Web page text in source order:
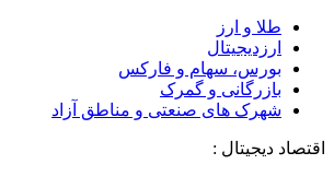
طلا و ارز
ارزدیجیتال
بورس، سهام و فارکس
بازرگانی و گمرک
شهرک های صنعتی و مناطق آزاد
اقتصاد دیجیتال :